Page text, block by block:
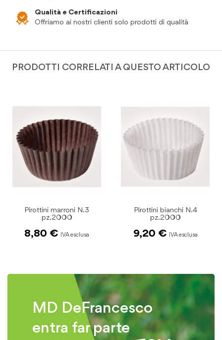
Qualità e Certificazioni
Offriamo ai nostri clienti solo prodotti di qualità
PRODOTTI CORRELATI A QUESTO ARTICOLO
Pirottini bianchi N.4
pz.2000
9,20 €
Pirottini marroni N.4
pz.2000
9,20 €
MD DeFrancesco
entra far parte